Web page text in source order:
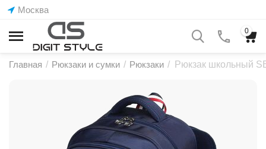
Москва
0
Главная / Рюкзаки и сумки / Рюкзаки / Рюкзак школьный